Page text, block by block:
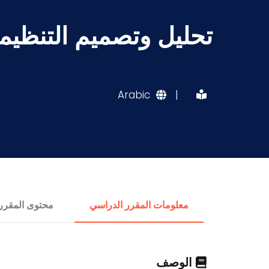
تحليل وتصميم
|
Arabic
معلومات المقرر الدراسي محتوى
الوصف